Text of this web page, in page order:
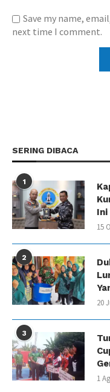
Save my name,
next time I comment.
SERING DIBACA
1
Ini
15
2
20
3
1